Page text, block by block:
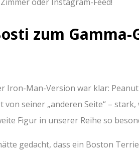
zum
Iron-Man-Version war klar:
seiner „anderen Seite“ –
Figur in unserer Reihe so
gedacht, dass ein Boston